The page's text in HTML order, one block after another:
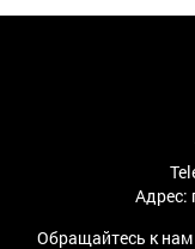
Адрес:
Обращайтесь к